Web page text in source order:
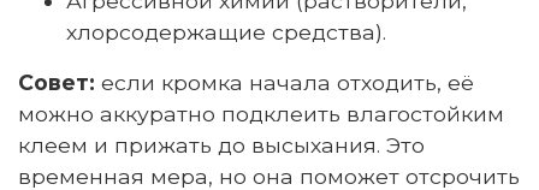
хлорсодержащие средства).
Совет: если кромка начала отходить, её
можно аккуратно подклеить влагостойким
клеем и прижать до высыхания. Это
временная мера, но она поможет отсрочить